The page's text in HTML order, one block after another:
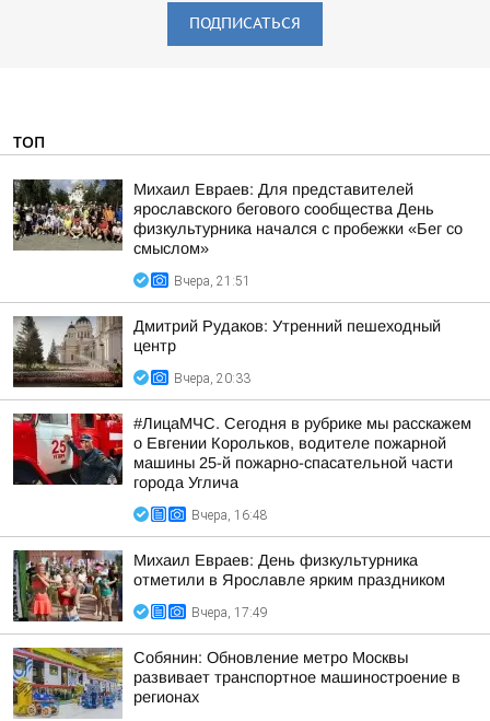
ПОДПИСАТЬСЯ
ТОП
Михаил Евраев: Для представителей
ярославского бегового сообщества День
физкультурника начался с пробежки «Бег со
смыслом»
Вчера, 21:51
Дмитрий Рудаков: Утренний пешеходный
центр
Вчера, 20:33
#ЛицаМЧС. Сегодня в рубрике мы расскажем
о Евгении Корольков, водителе пожарной
машины 25-й пожарно-спасательной части
города Углича
Вчера, 16:48
Михаил Евраев: День физкультурника
отметили в Ярославле ярким праздником
Вчера, 17:49
Собянин: Обновление метро Москвы
развивает транспортное машиностроение в
регионах